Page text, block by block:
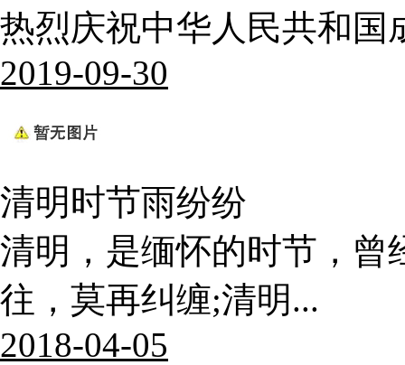
热烈庆祝中华人民共和国
2019-09-30
清明时节雨纷纷
清明，是缅怀的时节，曾
往，莫再纠缠;清明...
2018-04-05